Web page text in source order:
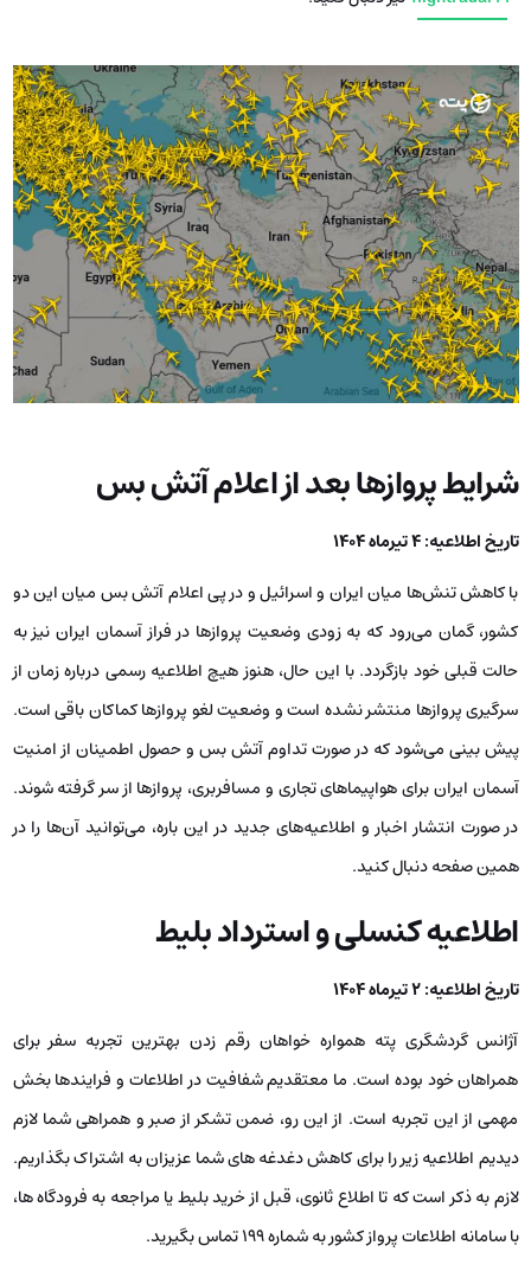
شرایط پروازها بعد از اعلام آتش بس
تاریخ اطلاعیه: 4 تیرماه 1404
با کاهش تنش‌ها میان ایران و اسرائیل و در پی اعلام آتش بس میان این دو
کشور، گمان می‌رود که به زودی وضعیت پروازها در فراز آسمان ایران نیز به
حالت قبلی خود بازگردد. با این حال، هنوز هیچ اطلاعیه رسمی درباره زمان از
سرگیری پروازها منتشر نشده است و وضعیت لغو پروازها کماکان باقی است.
پیش بینی می‌شود که در صورت تداوم آتش بس و حصول اطمینان از امنیت
آسمان ایران برای هواپیماهای تجاری و مسافربری، پروازها از سر گرفته شوند.
در صورت انتشار اخبار و اطلاعیه‌های جدید در این باره، می‌توانید آن‌ها را در
همین صفحه دنبال کنید.
اطلاعیه کنسلی و استرداد بلیط
تاریخ اطلاعیه: 2 تیرماه 1404
آژانس گردشگری پته همواره خواهان رقم زدن بهترین تجربه سفر برای
همراهان خود بوده است. ما معتقدیم شفافیت در اطلاعات و فرایندها بخش
مهمی از این تجربه است. از این رو، ضمن تشکر از صبر و همراهی شما لازم
دیدیم اطلاعیه زیر را برای کاهش دغدغه های شما عزیزان به اشتراک بگذاریم.
لازم به ذکر است که تا اطلاع ثانوی، قبل از خرید بلیط یا مراجعه به فرودگاه ها،
با سامانه اطلاعات پرواز کشور به شماره 199 تماس بگیرید.